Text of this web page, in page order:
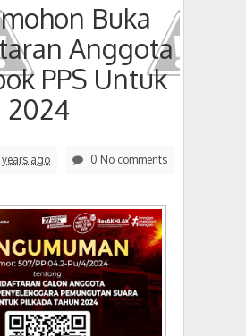
Buka
Anggota
PPS Untuk
2024
ago 0 No comments